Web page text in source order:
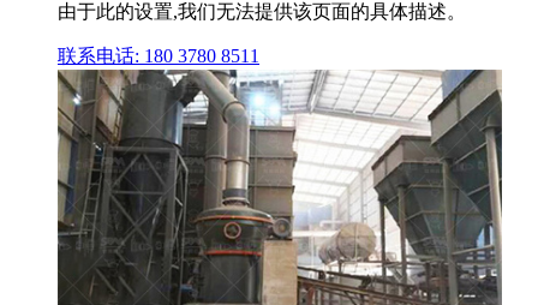
由于此的设置,我们无法提供该页面的具体描述。
联系电话: 180 3780 8511